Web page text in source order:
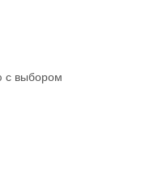
с выбором